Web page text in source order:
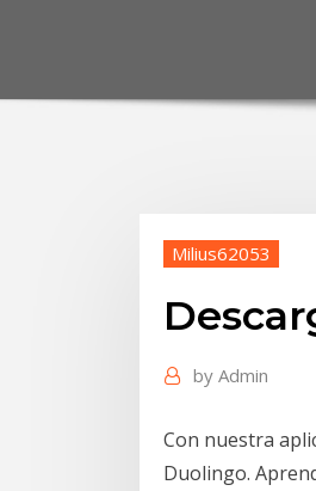
Milius62053
by Admin
Con nuestra
Duolingo.